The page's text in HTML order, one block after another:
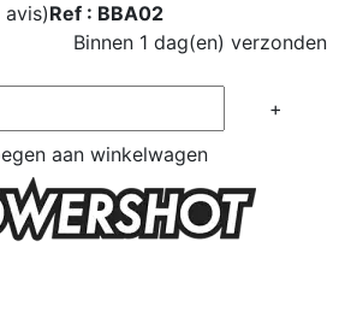
avis)Ref : BBA02
Binnen 1 dag(en) verzonden
+
aan winkelwagen